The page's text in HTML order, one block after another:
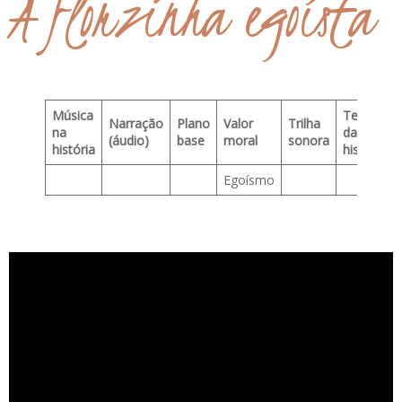
Música
na
história
Narração
(áudio)
Plano
base
Valor
moral
Trilha
sonora
Texto
da
história
Egoísmo